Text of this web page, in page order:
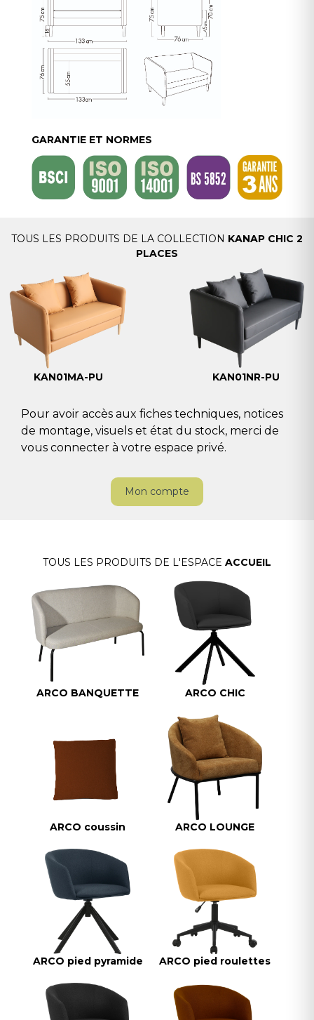
GARANTIE ET NORMES
TOUS LES PRODUITS DE LA COLLECTION KANAP CHIC 2
PLACES
KAN01MA-PU KAN01NR-PU
Pour avoir accès aux fiches techniques, notices
de montage, visuels et état du stock, merci de
vous connecter à votre espace privé.
Mon compte
TOUS LES PRODUITS DE L'ESPACE ACCUEIL
ARCO BANQUETTE ARCO CHIC
ARCO coussin ARCO LOUNGE
ARCO pied pyramide ARCO pied roulettes